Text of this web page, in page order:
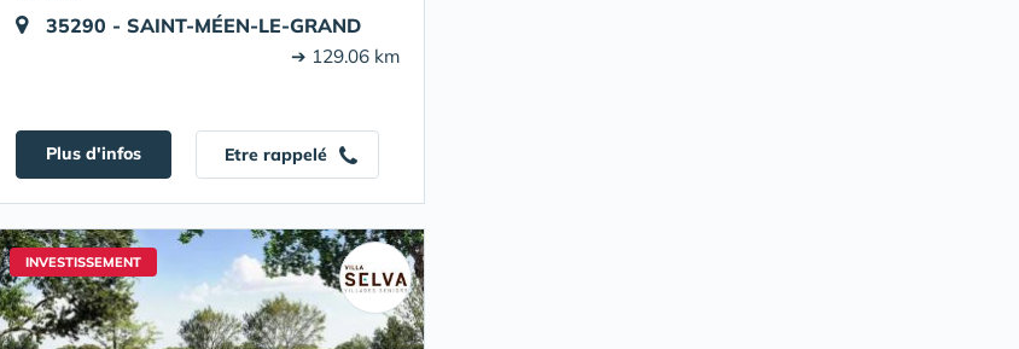
35290 - SAINT-MÉEN-LE-GRAND
➔ 129.06 km
Plus d'infos Etre rappelé
INVESTISSEMENT